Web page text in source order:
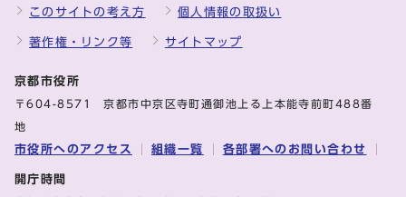
このサイトの考え方 個人情報の取扱い
著作権・リンク等 サイトマップ
京都市役所
〒604-8571 京都市中京区寺町通御池上る上本能寺前町488番
地
市役所へのアクセス 組織一覧 各部署へのお問い合わせ
開庁時間